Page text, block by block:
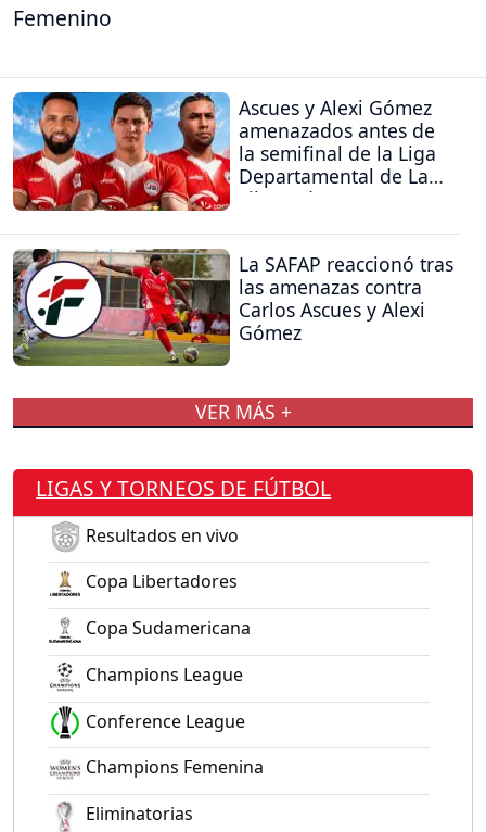
Femenino
Ascues y Alexi Gómez
amenazados antes de
la semifinal de la Liga
Departamental de La
Libertad
La SAFAP reaccionó tras
las amenazas contra
Carlos Ascues y Alexi
Gómez
VER MÁS +
LIGAS Y TORNEOS DE FÚTBOL
Resultados en vivo
Copa Libertadores
Copa Sudamericana
Champions League
Conference League
Champions Femenina
Eliminatorias